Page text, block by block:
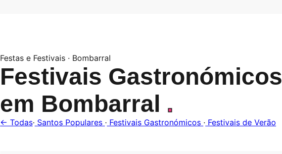
Festas e Festivais · Bombarral
Festivais Gastronómicos
em Bombarral .
← Todas· Santos Populares · Festivais Gastronómicos · Festivais de Verão